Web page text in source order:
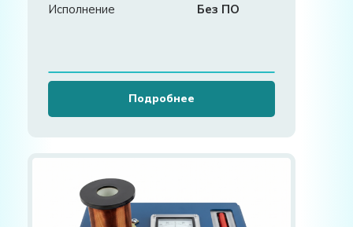
Исполнение Без ПО
Подробнее